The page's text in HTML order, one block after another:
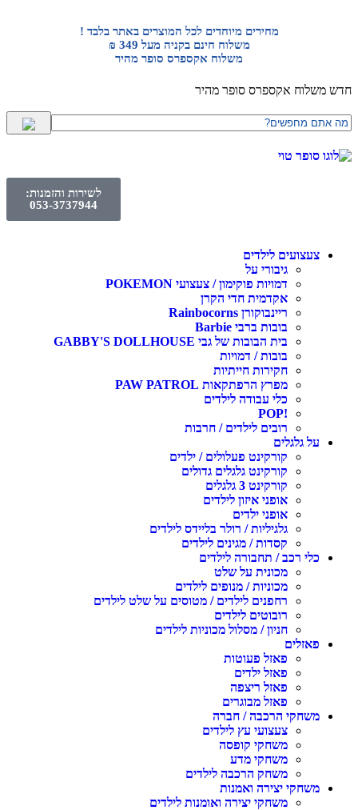
מחירים מיוחדים לכל המוצרים באתר בלבד !
משלוח חינם בקניה מעל 349 ₪
משלוח אקספרס סופר מהיר
חדש משלוח אקספרס סופר מהיר
לשירות והזמנות:
053-3737944
צעצועים לילדים
גיבורי על
דמויות פוקימון / צעצועי POKEMON
אקדמית חדי הקרן
ריינבוקורן Rainbocorns
בובות ברבי Barbie
בית הבובות של גבי GABBY'S DOLLHOUSE
בובות / דמויות
חקירות חייתיות
מפרץ הרפתקאות PAW PATROL
כלי עבודה לילדים
!POP
רובים לילדים / חרבות
על גלגלים
קורקינט פעלולים / ילדים
קורקינט גלגלים גדולים
קורקינט 3 גלגלים
אופני איזון לילדים
אופני ילדים
גלגיליות / רולר בליידס לילדים
קסדות / מגינים לילדים
כלי רכב / תחבורה לילדים
מכונית על שלט
מכוניות / מנופים לילדים
רחפנים לילדים / מטוסים על שלט לילדים
רובוטים לילדים
חניון / מסלול מכוניות לילדים
פאזלים
פאזל פעוטות
פאזל ילדים
פאזל ריצפה
פאזל מבוגרים
משחקי הרכבה / חברה
צעצועי עץ לילדים
משחקי קופסה
משחקי מדע
משחק הרכבה לילדים
משחקי יצירה ואמנות
משחקי יצירה ואומנות לילדים